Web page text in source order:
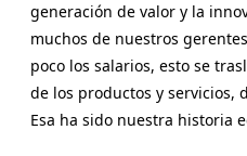
generación de valor y la
muchos de nuestros
poco los salarios, esto se
de los productos y servicios,
Esa ha sido nuestra historia